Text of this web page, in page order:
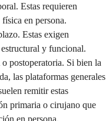
Estas requieren
en persona.
Estas exigen
y funcional.
postoperatoria. Si bien la
las plataformas generales
remitir estas
primaria o cirujano que
en persona.